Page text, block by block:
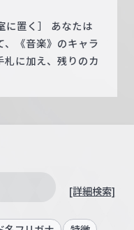
に置く］ あなたは
、《音楽》のキャラ
に加え、残りのカ
[詳細検索]